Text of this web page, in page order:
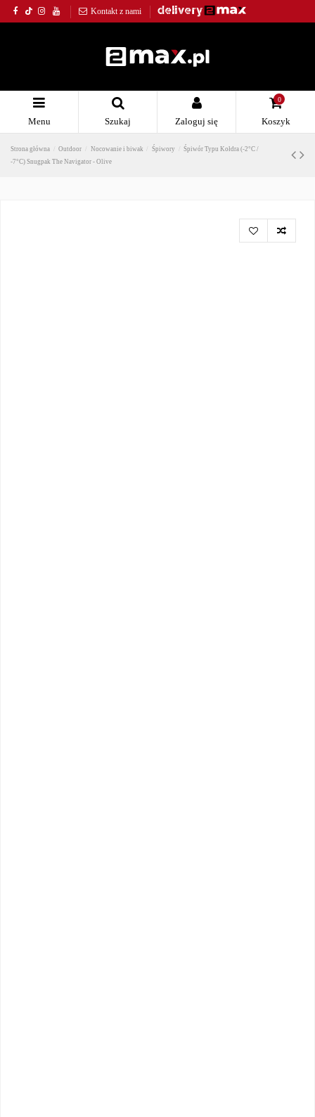
Kontakt z nami
Menu Szukaj Zaloguj się
0
Koszyk
Strona główna Outdoor Nocowanie i biwak Śpiwory
Śpiwór Typu Kołdra (-2°C /
-7°C) Snugpak The Navigator - Olive